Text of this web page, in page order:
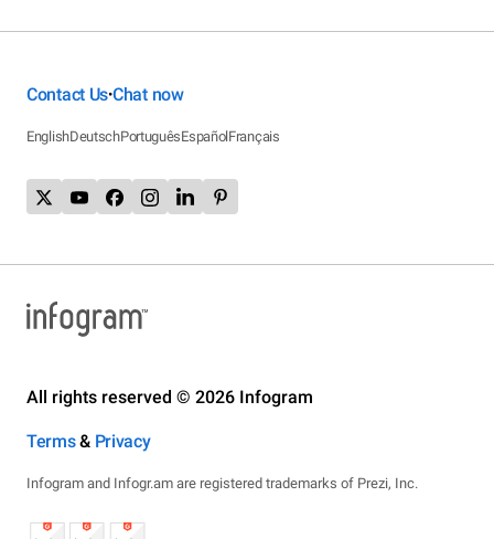
Contact Us•Chat now
EnglishDeutschPortuguêsEspañolFrançais
All rights reserved © 2026 Infogram
Terms& Privacy
Infogram and Infogr.am are registered trademarks of Prezi, Inc.